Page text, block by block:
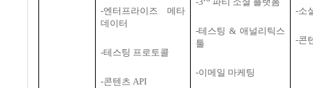
-엔터프라이즈 메타
데이터
-테스팅 프로토콜
-콘텐츠 API
-테스팅 & 애널리틱스
툴
-이메일 마케팅
-소
-콘